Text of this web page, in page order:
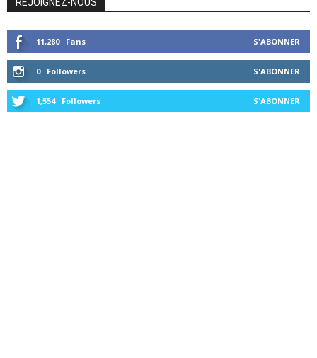
11,280 Fans S'ABONNER
0 Followers S'ABONNER
1,554 Followers S'ABONNER